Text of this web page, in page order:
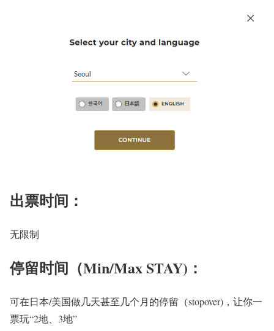
出票时间：
无限制
停留时间（Min/Max STAY)：
可在日本/美国做几天甚至几个月的停留（stopover)，让你一
票玩“2地、3地”